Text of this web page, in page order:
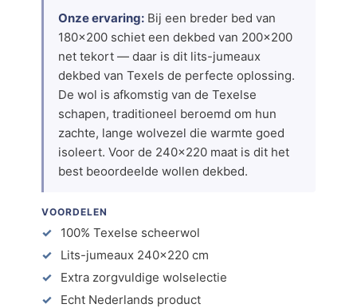
Onze ervaring: Bij een breder bed van
180×200 schiet een dekbed van 200×200
net tekort — daar is dit lits-jumeaux
dekbed van Texels de perfecte oplossing.
De wol is afkomstig van de Texelse
schapen, traditioneel beroemd om hun
zachte, lange wolvezel die warmte goed
isoleert. Voor de 240×220 maat is dit het
best beoordeelde wollen dekbed.
VOORDELEN
100% Texelse scheerwol
Lits-jumeaux 240×220 cm
Extra zorgvuldige wolselectie
Echt Nederlands product